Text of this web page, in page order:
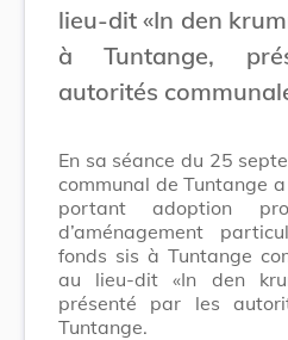
lieu-dit «In den
à Tuntange,
autorités
En sa séance du 25
communal de Tuntange
portant adoption
d’aménagement
fonds sis à Tuntange
au lieu-dit «In den
présenté par les
Tuntange.